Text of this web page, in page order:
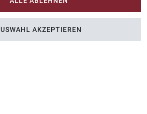
kaufen.de AKZEPTIEREN